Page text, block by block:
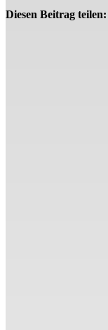
Diesen Beitrag teilen: